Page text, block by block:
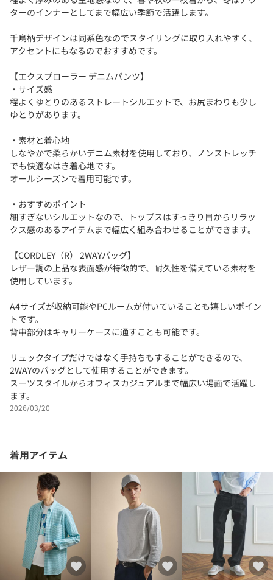
ターのインナーとしてまで幅広い季節で活躍します。
千鳥柄デザインは同系色なのでスタイリングに取り入れやすく、
アクセントにもなるのでおすすめです。
【エクスプローラー デニムパンツ】
・サイズ感
程よくゆとりのあるストレートシルエットで、お尻まわりも少し
ゆとりがあります。
・素材と着心地
しなやかで柔らかいデニム素材を使用しており、ノンストレッチ
でも快適なはき着心地です。
オールシーズンで着用可能です。
・おすすめポイント
細すぎないシルエットなので、トップスはすっきり目からリラッ
クス感のあるアイテムまで幅広く組み合わせることができます。
【CORDLEY（R） 2WAYバッグ】
レザー調の上品な表面感が特徴的で、耐久性を備えている素材を
使用しています。
A4サイズが収納可能やPCルームが付いていることも嬉しいポイン
トです。
背中部分はキャリーケースに通すことも可能です。
リュックタイプだけではなく手持ちもすることができるので、
2WAYのバッグとして使用することができます。
スーツスタイルからオフィスカジュアルまで幅広い場面で活躍し
ます。
2026/03/20
着用アイテム